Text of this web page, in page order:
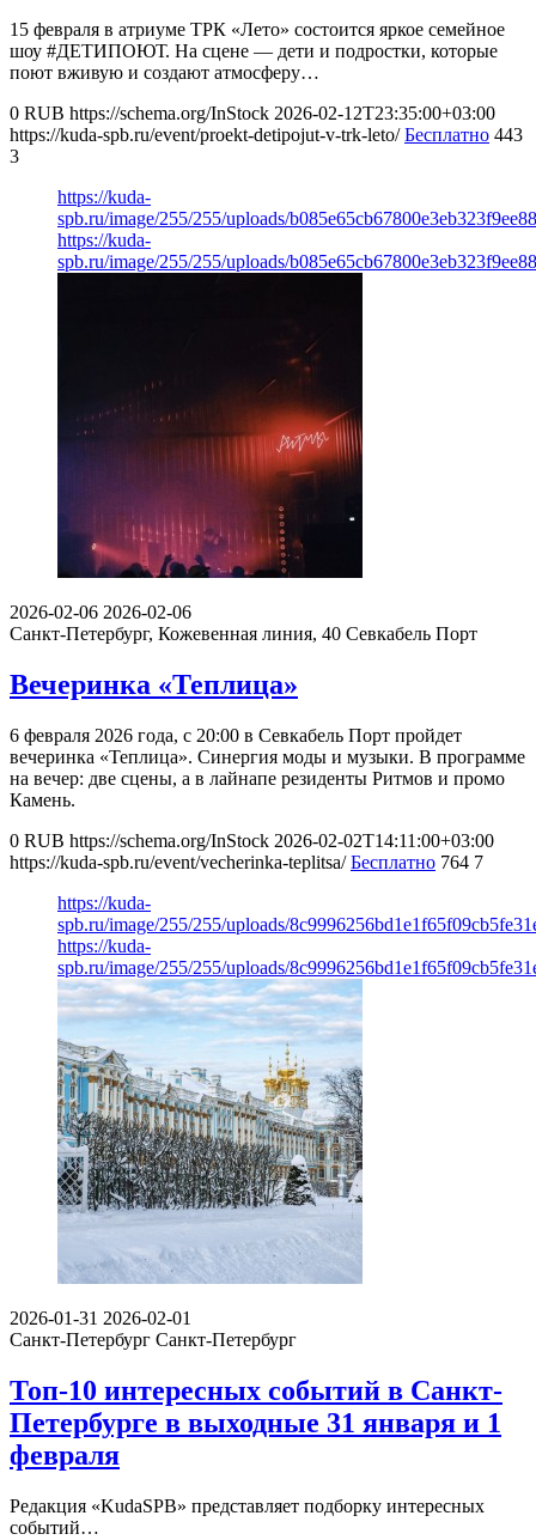
15 февраля в атриуме ТРК «Лето» состоится яркое семейное
шоу #ДЕТИПОЮТ. На сцене — дети и подростки, которые
поют вживую и создают атмосферу…
0 RUB https://schema.org/InStock 2026-02-12T23:35:00+03:00
https://kuda-spb.ru/event/proekt-detipojut-v-trk-leto/ Бесплатно 443
3
https://kuda-
spb.ru/image/255/255/uploads/
https://kuda-
spb.ru/image/255/255/uploads/
2026-02-06 2026-02-06
Санкт-Петербург, Кожевенная линия, 40 Севкабель Порт
Вечеринка «Теплица»
6 февраля 2026 года, с 20:00 в Севкабель Порт пройдет
вечеринка «Теплица». Синергия моды и музыки. В программе
на вечер: две сцены, а в лайнапе резиденты Ритмов и промо
Камень.
0 RUB https://schema.org/InStock 2026-02-02T14:11:00+03:00
https://kuda-spb.ru/event/vecherinka-teplitsa/ Бесплатно 764 7
https://kuda-
spb.ru/image/255/255/uploads/
https://kuda-
spb.ru/image/255/255/uploads/
2026-01-31 2026-02-01
Санкт-Петербург Санкт-Петербург
Топ-10 интересных событий в Санкт-
Петербурге в выходные 31 января и 1
февраля
Редакция «KudaSPB» представляет подборку интересных
событий…